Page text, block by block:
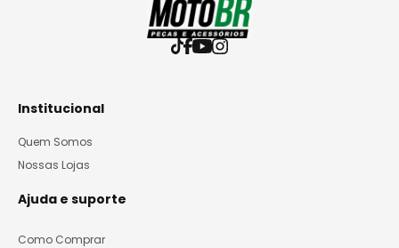
Institucional
Quem Somos
Nossas Lojas
Ajuda e suporte
Como Comprar